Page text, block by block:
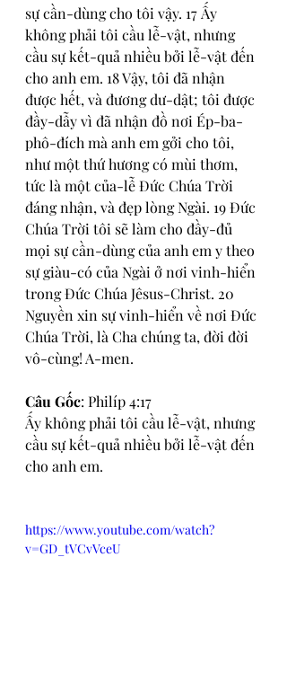
sự cần-dùng cho tôi vậy. 17 Ấy
không phải tôi cầu lễ-vật, nhưng
cầu sự kết-quả nhiều bởi lễ-vật đến
cho anh em. 18 Vậy, tôi đã nhận
được hết, và đương dư-dật; tôi được
đầy-dẫy vì đã nhận đồ nơi Ép-ba-
phô-đích mà anh em gởi cho tôi,
như một thứ hương có mùi thơm,
tức là một của-lễ Đức Chúa Trời
đáng nhận, và đẹp lòng Ngài. 19 Đức
Chúa Trời tôi sẽ làm cho đầy-đủ
mọi sự cần-dùng của anh em y theo
sự giàu-có của Ngài ở nơi vinh-hiển
trong Đức Chúa Jêsus-Christ. 20
Nguyền xin sự vinh-hiển về nơi Đức
Chúa Trời, là Cha chúng ta, đời đời
vô-cùng! A-men.
Câu Gốc: Philíp 4:17
Ấy không phải tôi cầu lễ-vật, nhưng
cầu sự kết-quả nhiều bởi lễ-vật đến
cho anh em.
https://www.youtube.com/watch?
v=GD_tVCvVceU